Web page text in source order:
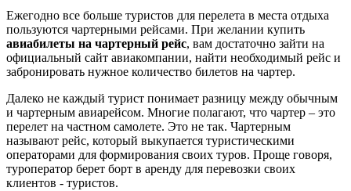
Ежегодно все больше туристов для перелета в места отдыха
пользуются чартерными рейсами. При желании купить
авиабилеты на чартерный рейс, вам достаточно зайти на
официальный сайт авиакомпании, найти необходимый рейс и
забронировать нужное количество билетов на чартер.
Далеко не каждый турист понимает разницу между обычным
и чартерным авиарейсом. Многие полагают, что чартер – это
перелет на частном самолете. Это не так. Чартерным
называют рейс, который выкупается туристическими
операторами для формирования своих туров. Проще говоря,
туроператор берет борт в аренду для перевозки своих
клиентов - туристов.